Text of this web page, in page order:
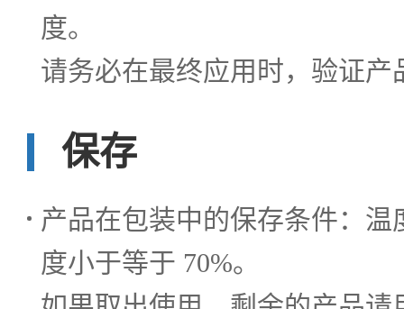
度。
请务必在最终应用时，验证产
保存
产品在包装中的保存条件：温
度小于等于 70%。